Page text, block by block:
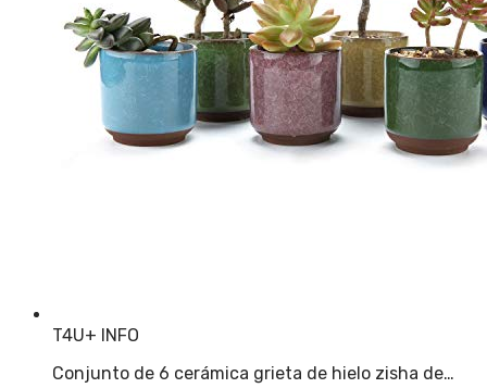
T4U+ INFO
Conjunto de 6 cerámica grieta de hielo zisha de…